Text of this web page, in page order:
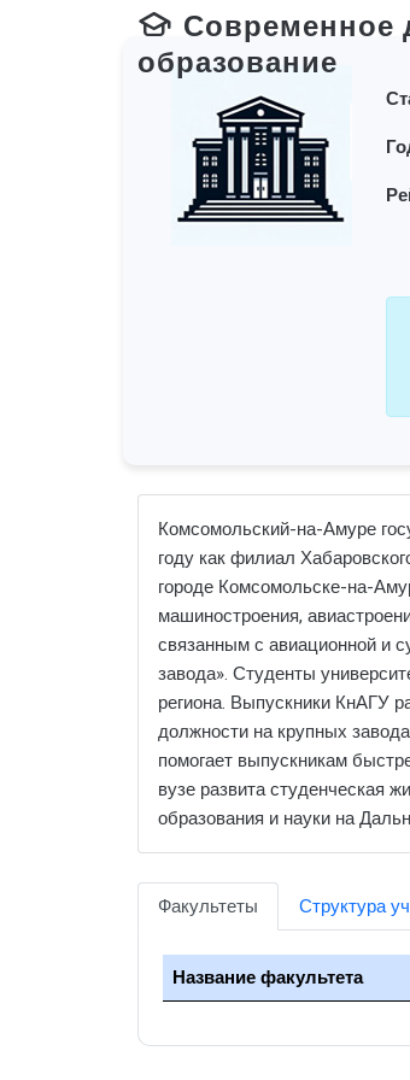
Современное
образование
Комсомольский-на-Амуре
году как филиал
городе Комсомольске-на-
машиностроения,
связанным с авиационной и
завода». Студенты
региона. Выпускники КнАГУ
должности на крупных
помогает выпускникам
вузе развита студенческая
образования и науки на
Факультеты Структура
Название факультета